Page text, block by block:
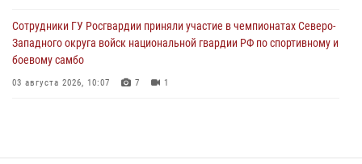
Сотрудники ГУ Росгвардии приняли участие в чемпионатах Северо-
Западного округа войск национальной гвардии РФ по спортивному и
боевому самбо
03 августа 2026, 10:07 7 1